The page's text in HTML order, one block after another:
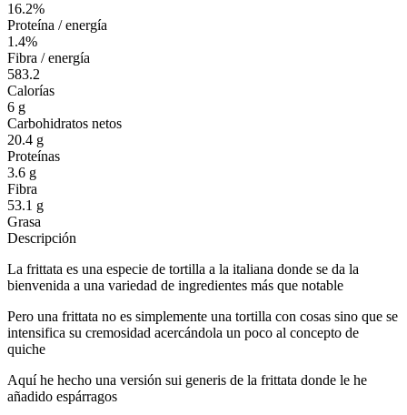
16.2%
Proteína / energía
1.4%
Fibra / energía
583.2
Calorías
6 g
Carbohidratos netos
20.4 g
Proteínas
3.6 g
Fibra
53.1 g
Grasa
Descripción
La frittata es una especie de tortilla a la italiana donde se da la
bienvenida a una variedad de ingredientes más que notable
Pero una frittata no es simplemente una tortilla con cosas sino que se
intensifica su cremosidad acercándola un poco al concepto de
quiche
Aquí he hecho una versión sui generis de la frittata donde le he
añadido espárragos